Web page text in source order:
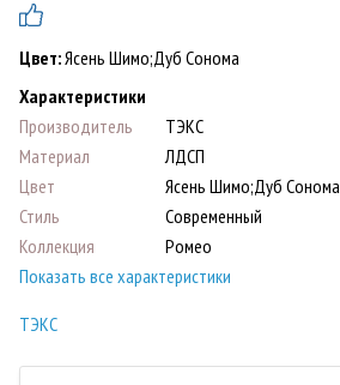
Цвет:Ясень Шимо;Дуб Сонома
Характеристики
Производитель
ТЭКС
Материал
ЛДСП
Цвет
Ясень Шимо;Дуб Сонома
Стиль
Современный
Коллекция
Ромео
Показать все характеристики
ТЭКС